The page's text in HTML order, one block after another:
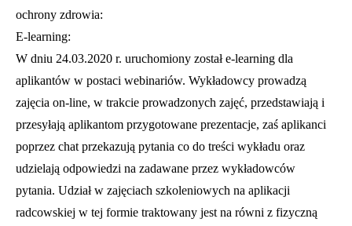
ochrony zdrowia:
E-learning:
W dniu 24.03.2020 r. uruchomiony został e-learning dla
aplikantów w postaci webinariów. Wykładowcy prowadzą
zajęcia on-line, w trakcie prowadzonych zajęć, przedstawiają i
przesyłają aplikantom przygotowane prezentacje, zaś aplikanci
poprzez chat przekazują pytania co do treści wykładu oraz
udzielają odpowiedzi na zadawane przez wykładowców
pytania. Udział w zajęciach szkoleniowych na aplikacji
radcowskiej w tej formie traktowany jest na równi z fizyczną